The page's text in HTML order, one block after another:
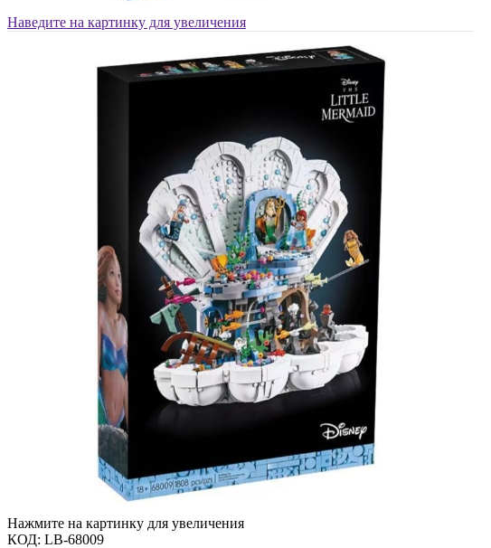
Наведите на картинку для увеличения
Нажмите на картинку для увеличения
КОД: LB-68009